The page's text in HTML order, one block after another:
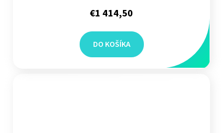
€1 414,50
DO KOŠÍKA